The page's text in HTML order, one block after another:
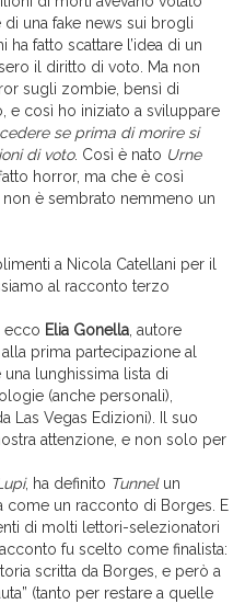
di una fake news sui brogli
ha fatto scattare l’idea di un
il diritto di voto. Ma non
sugli zombie, bensì di
e così ho iniziato a sviluppare
se prima di morire si
di voto. Così è nato Urne
horror, ma che è così
è sembrato nemmeno un
a Nicola Catellani per il
al racconto terzo
ecco Elia Gonella , autore
prima partecipazione al
lunghissima lista di
(anche personali),
Las Vegas Edizioni). Il suo
attenzione, e non solo per
, ha definito Tunnelun
un racconto di Borges. E
di molti lettori-selezionatori
fu scelto come finalista:
scritta da Borges, e però a
(tanto per restare a quelle